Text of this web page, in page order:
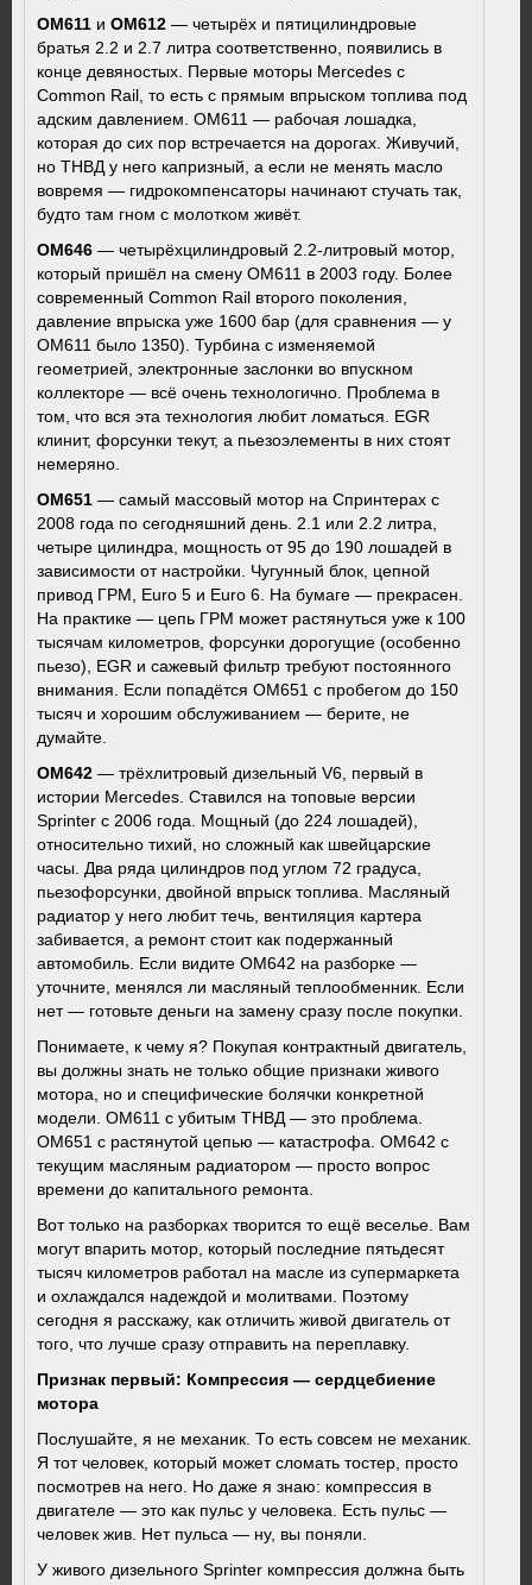
OM611 и OM612 — четырёх и пятицилиндровые
братья 2.2 и 2.7 литра соответственно, появились в
конце девяностых. Первые моторы Mercedes с
Common Rail, то есть с прямым впрыском топлива под
адским давлением. OM611 — рабочая лошадка,
которая до сих пор встречается на дорогах. Живучий,
но ТНВД у него капризный, а если не менять масло
вовремя — гидрокомпенсаторы начинают стучать так,
будто там гном с молотком живёт.
OM646 — четырёхцилиндровый 2.2-литровый мотор,
который пришёл на смену OM611 в 2003 году. Более
современный Common Rail второго поколения,
давление впрыска уже 1600 бар (для сравнения — у
OM611 было 1350). Турбина с изменяемой
геометрией, электронные заслонки во впускном
коллекторе — всё очень технологично. Проблема в
том, что вся эта технология любит ломаться. EGR
клинит, форсунки текут, а пьезоэлементы в них стоят
немеряно.
OM651 — самый массовый мотор на Спринтерах с
2008 года по сегодняшний день. 2.1 или 2.2 литра,
четыре цилиндра, мощность от 95 до 190 лошадей в
зависимости от настройки. Чугунный блок, цепной
привод ГРМ, Euro 5 и Euro 6. На бумаге — прекрасен.
На практике — цепь ГРМ может растянуться уже к 100
тысячам километров, форсунки дорогущие (особенно
пьезо), EGR и сажевый фильтр требуют постоянного
внимания. Если попадётся OM651 с пробегом до 150
тысяч и хорошим обслуживанием — берите, не
думайте.
OM642 — трёхлитровый дизельный V6, первый в
истории Mercedes. Ставился на топовые версии
Sprinter с 2006 года. Мощный (до 224 лошадей),
относительно тихий, но сложный как швейцарские
часы. Два ряда цилиндров под углом 72 градуса,
пьезофорсунки, двойной впрыск топлива. Масляный
радиатор у него любит течь, вентиляция картера
забивается, а ремонт стоит как подержанный
автомобиль. Если видите OM642 на разборке —
уточните, менялся ли масляный теплообменник. Если
нет — готовьте деньги на замену сразу после покупки.
Понимаете, к чему я? Покупая контрактный двигатель,
вы должны знать не только общие признаки живого
мотора, но и специфические болячки конкретной
модели. OM611 с убитым ТНВД — это проблема.
OM651 с растянутой цепью — катастрофа. OM642 с
текущим масляным радиатором — просто вопрос
времени до капитального ремонта.
Вот только на разборках творится то ещё веселье. Вам
могут впарить мотор, который последние пятьдесят
тысяч километров работал на масле из супермаркета
и охлаждался надеждой и молитвами. Поэтому
сегодня я расскажу, как отличить живой двигатель от
того, что лучше сразу отправить на переплавку.
Признак первый: Компрессия — сердцебиение
мотора
Послушайте, я не механик. То есть совсем не механик.
Я тот человек, который может сломать тостер, просто
посмотрев на него. Но даже я знаю: компрессия в
двигателе — это как пульс у человека. Есть пульс —
человек жив. Нет пульса — ну, вы поняли.
У живого дизельного Sprinter компрессия должна быть